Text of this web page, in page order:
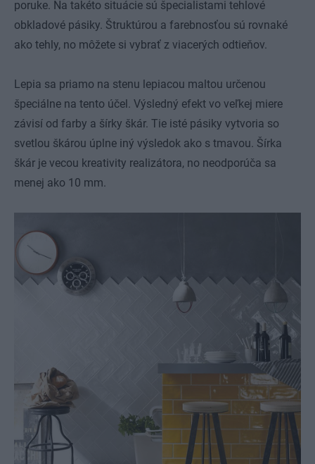
poruke. Na takéto situácie sú špecialistami tehlové
obkladové pásiky. Štruktúrou a farebnosťou sú rovnaké
ako tehly, no môžete si vybrať z viacerých odtieňov.
Lepia sa priamo na stenu lepiacou maltou určenou
špeciálne na tento účel. Výsledný efekt vo veľkej miere
závisí od farby a šírky škár. Tie isté pásiky vytvoria so
svetlou škárou úplne iný výsledok ako s tmavou. Šírka
škár je vecou kreativity realizátora, no neodporúča sa
menej ako 10 mm.